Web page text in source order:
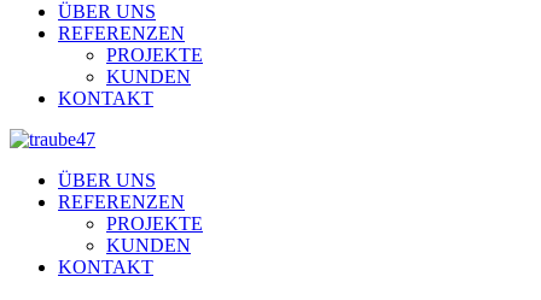
ÜBER UNS
REFERENZEN
PROJEKTE
KUNDEN
KONTAKT
ÜBER UNS
REFERENZEN
PROJEKTE
KUNDEN
KONTAKT